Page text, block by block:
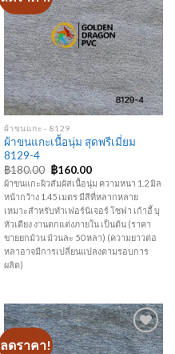
Add to
Wishlist
ผ้าขนแกะ - 8129
ผ้าขนแกะเนื้อนุ่ม สุดพรีเมี่ยม
8129-4
฿180.00 Original
price
was:
฿180.00.
฿160.00Current
price
is:
฿160.00.
ผ้าขนแกะผิวสัมผัสเนื้อนุ่ม ความหนา 1.2 มิล
หน้ากว้าง 1.45 เมตร มีสีที่หลากหลาย
เหมาะสำหรับทำเฟอร์นิเจอร์ โซฟา เก้าอี้ บุ
หัวเตียง งานตกแต่งภายใน เป็นต้น (ราคา
ขายยกม้วน ม้วนละ 50 หลา) (ความยาวต่อ
หลาอาจมีการเปลี่ยนแปลงตามรอบการ
ผลิต)
ลดราคา!